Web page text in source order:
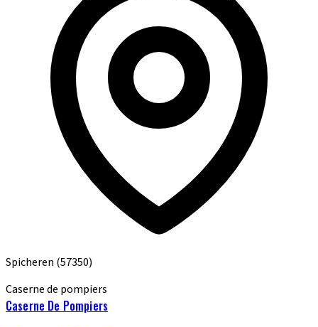
Spicheren (57350)
Caserne de pompiers
Caserne De Pompiers